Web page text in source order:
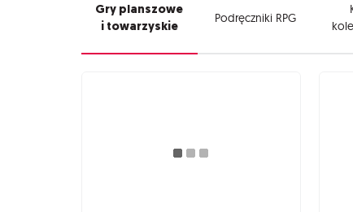
Gry planszowe
i towarzyskie
Podręczniki RPG